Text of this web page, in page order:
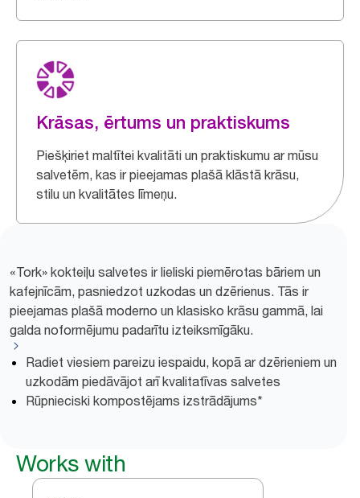
Krāsas, ērtums un praktiskums
Piešķiriet maltītei kvalitāti un praktiskumu ar mūsu
salvetēm, kas ir pieejamas plašā klāstā krāsu,
stilu un kvalitātes līmeņu.
«Tork» kokteiļu salvetes ir lieliski piemērotas bāriem un
kafejnīcām, pasniedzot uzkodas un dzērienus. Tās ir
pieejamas plašā moderno un klasisko krāsu gammā, lai
galda noformējumu padarītu izteiksmīgāku.
Radiet viesiem pareizu iespaidu, kopā ar dzērieniem un
uzkodām piedāvājot arī kvalitatīvas salvetes
Rūpnieciski kompostējams izstrādājums*
Works with